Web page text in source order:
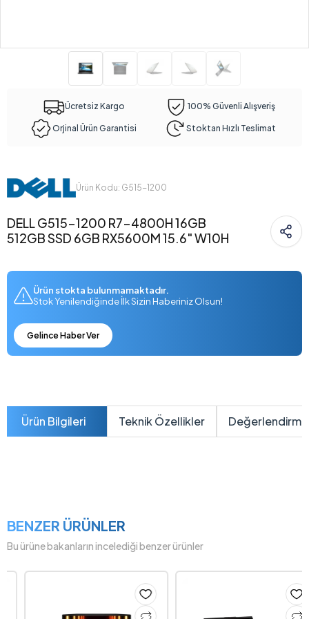
Ücretsiz Kargo 100% Güvenli Alışveriş
Orjinal Ürün Garantisi Stoktan Hızlı Teslimat
Ürün Kodu: G515-1200
DELL G515-1200 R7-4800H 16GB
512GB SSD 6GB RX5600M 15.6" W10H
Ürün stokta bulunmamaktadır.
Stok Yenilendiğinde İlk Sizin Haberiniz Olsun!
Gelince Haber Ver
Ürün Bilgileri Teknik Özellikler
BENZER ÜRÜNLER
Bu ürüne bakanların incelediği benzer ürünler